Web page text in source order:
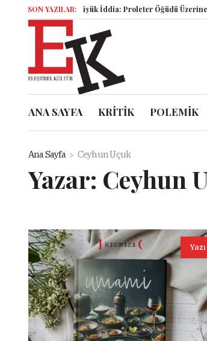
SON YAZILAR:Büyük İddia: Proleter Öğüdü Üzerine
ANA SAYFA KRİTİK POLEMİK
Ana Sayfa Ceyhun Uçuk
Yazar: Ceyhun
Yazı